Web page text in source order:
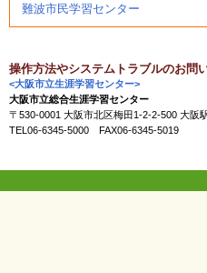
講
イ
ン
ス
ト
ラ
ー
難波市民学習センター
操作方法やシステムトラブルのお問
<大阪市立生涯学習センター>
大阪市立総合生涯学習センター
〒530-0001 大阪市北区梅田1-2-2-500 大阪
TEL06-6345-5000 FAX06-6345-5019